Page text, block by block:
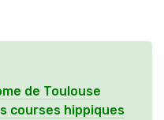
de Toulouse
courses hippiques